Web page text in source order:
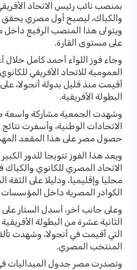
بمنصب نائب رئيس الاتحاد
والكياك، ليصبح أول مصري يحقق
ويتولى هذا المنصب الرفيع داخل
على مستوى القارة.
وجاء فوز اللواء أحمد كامل خلال
العمومية للاتحاد الأفريقي
أقيمت منذ قليل بدولة أنجولا،
البطولة الأفريقية.
وشهدت الجمعية مشاركة واسعة
الاتحادات الوطنية، وأسفرت
حصول مصر على هذا المقعد المهم
ويعد هذا الفوز تتويجا للدور
الاتحاد المصري للكانوي والكياك
محليا وإقليميا، ودليلا على الثقة
الكوادر المصرية داخل المؤسسات
وعلى جانب آخر، أسدل الستار
الثانية عشرة من البطولة
التي أقيمت في أنجولا، وشهدت
المنتخب المصري.
وتصدرت مصر جدول الميداليات